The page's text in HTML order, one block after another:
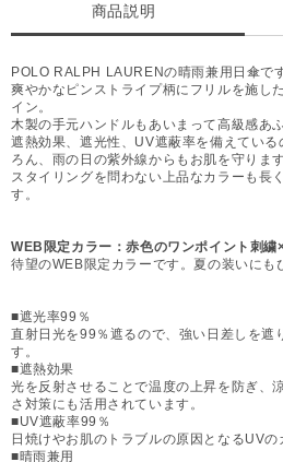
商品説明
POLO RALPH LAURENの晴雨兼用日傘です
爽やかなピンストライプ柄にフリルを施し
イン。
木製の手元ハンドルもあいまって高級感あ
遮熱効果、遮光性、UV遮蔽率を備えてい
ろん、雨の日の紫外線からもお肌を守ります
スタイリングを問わない上品なカラーも長
す。
WEB限定カラー：赤色のワンポイント刺繍
待望のWEB限定カラーです。夏の装いにも
■遮光率99％
直射日光を99％遮るので、強い日差しを遮
す。
■遮熱効果
光を反射させることで温度の上昇を防ぎ、
さ対策にも活用されています。
■UV遮蔽率99％
日焼けやお肌のトラブルの原因となるUVの
■晴雨兼用